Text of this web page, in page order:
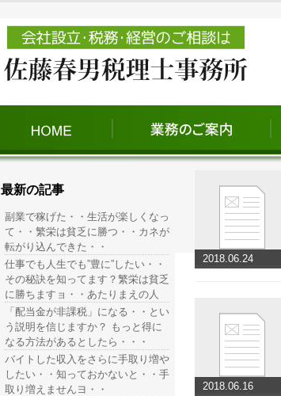
2018.06.24
2018.06.16
最新の記事
副業で稼げた・・生活が楽しくなっ
て・・繁栄は貧乏に勝つ・・カネが
転がり込んできた・・
仕事でも人生でも”豊に”したい・・
その秘訣を知ってます？繁栄は貧乏
に勝ちますョ・・あたりまえの人
「配当金が非課税」になる・・とい
う説明を信じますか？ もっと得に
なる方法があるとしたら・・・
バイトした収入をさらに手取り増や
したい・・知っておかないと・・手
取り増えませんヨ・・